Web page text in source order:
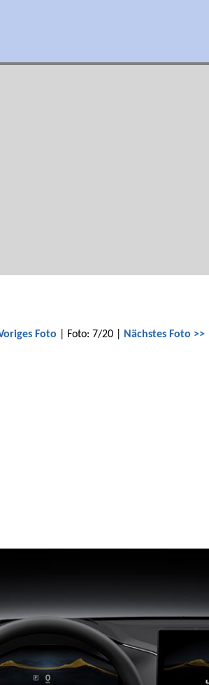
Foto | Foto: 7/20 | Nächstes Foto >>